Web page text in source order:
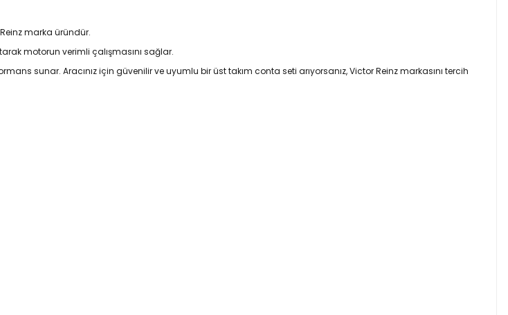
marka üründür.
motorun verimli çalışmasını sağlar.
sunar. Aracınız için güvenilir ve uyumlu bir üst takım conta seti arıyorsanız, Victor Reinz markasını tercih